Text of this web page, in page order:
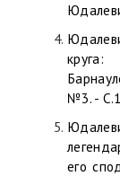
круга:
№3. -
его